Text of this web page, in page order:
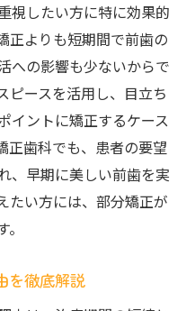
視したい方に特に効果的
正よりも短期間で前歯の
への影響も少ないからで
ピースを活用し、目立ち
イントに矯正するケース
正歯科でも、患者の要望
、早期に美しい前歯を実
たい方には、部分矯正が
を徹底解説